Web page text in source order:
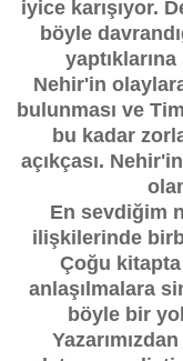
iyice karışıyor.
böyle
Nehir'in
bulunması ve
bu kadar
açıkçası.
En sevdiğim
ilişkilerinde
Çoğu kitapta
anlaşılmalara
böyle bir